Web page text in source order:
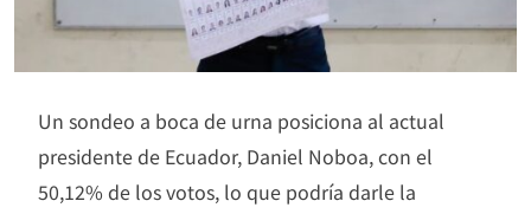
Un sondeo a boca de urna posiciona al actual
presidente de Ecuador, Daniel Noboa, con el
50,12% de los votos, lo que podría darle la